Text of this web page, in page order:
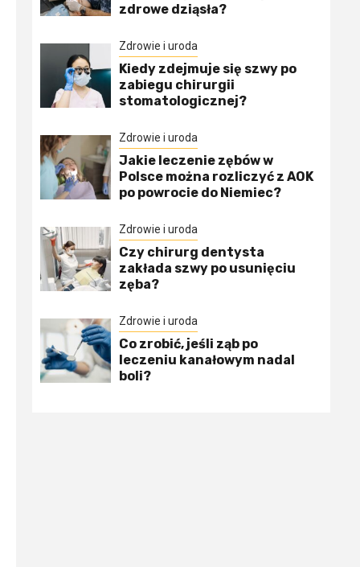
zdrowe dziąsła?
Zdrowie i uroda
Kiedy zdejmuje się szwy po
zabiegu chirurgii
stomatologicznej?
Zdrowie i uroda
Jakie leczenie zębów w
Polsce można rozliczyć z AOK
po powrocie do Niemiec?
Zdrowie i uroda
Czy chirurg dentysta
zakłada szwy po usunięciu
zęba?
Zdrowie i uroda
Co zrobić, jeśli ząb po
leczeniu kanałowym nadal
boli?